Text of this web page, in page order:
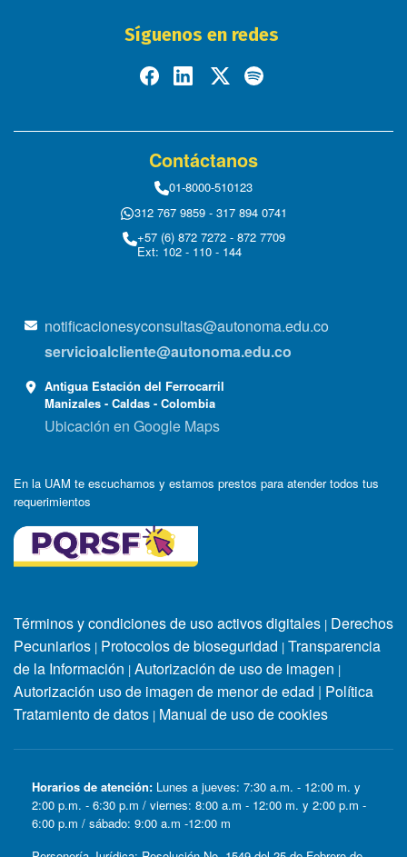
Síguenos en redes
Contáctanos
01-8000-510123
312 767 9859 - 317 894 0741
+57 (6) 872 7272 - 872 7709
Ext: 102 - 110 - 144
notificacionesyconsultas@autonoma.edu.co
servicioalcliente@autonoma.edu.co
Antigua Estación del Ferrocarril
Manizales - Caldas - Colombia
Ubicación en Google Maps
En la UAM te escuchamos y estamos prestos para atender todos tus
requerimientos
Términos y condiciones de uso activos digitales | Derechos
Pecuniarios | Protocolos de bioseguridad | Transparencia
de la Información | Autorización de uso de imagen |
Autorización uso de imagen de menor de edad | Política
Tratamiento de datos | Manual de uso de cookies
Horarios de atención: Lunes a jueves: 7:30 a.m. - 12:00 m. y
2:00 p.m. - 6:30 p.m / viernes: 8:00 a.m - 12:00 m. y 2:00 p.m -
6:00 p.m / sábado: 9:00 a.m -12:00 m